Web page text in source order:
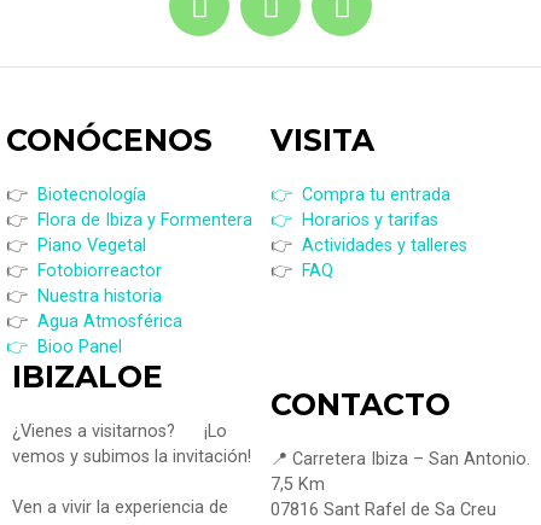
CONÓCENOS
👉 Biotecnología
👉 Flora de Ibiza y Formentera
👉 Piano Vegetal
👉 Fotobiorreactor
👉 Nuestra historia
👉 Agua Atmosférica
👉 Bioo Panel
VISITA
👉 Compra tu entrada
👉 Horarios y tarifas
👉 Actividades y talleres
👉 FAQ
IBIZALOE
¿Vienes a visitarnos?
¡Lo
vemos y subimos la invitación!
Ven a vivir la experiencia de
CONTACTO
📍 Carretera Ibiza – San Antonio.
7,5 Km
07816 Sant Rafel de Sa Creu